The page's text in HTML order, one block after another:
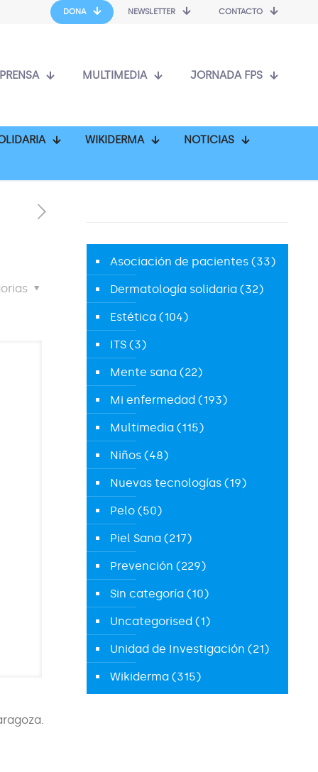
DONA NEWSLETTER CONTACTO
PRENSA MULTIMEDIA JORNADA FPS
WIKIDERMA NOTICIAS
Asociación de pacientes (33)
Dermatología solidaria (32)
Estética (104)
ITS (3)
Mente sana (22)
Mi enfermedad (193)
Multimedia (115)
Niños (48)
Nuevas tecnologías (19)
Pelo (50)
Piel Sana (217)
Prevención (229)
Sin categoría (10)
Uncategorised (1)
Unidad de Investigación (21)
Wikiderma (315)